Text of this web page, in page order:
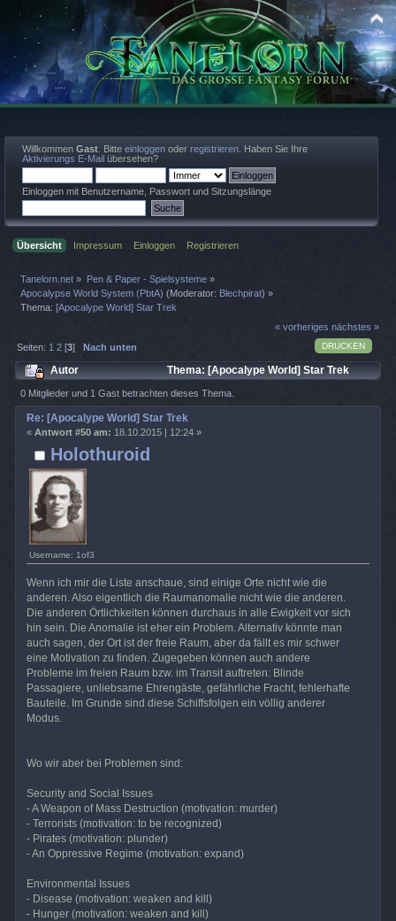
Willkommen Gast . Bitte einloggen oder registrieren . Haben Sie Ihre
Aktivierungs E-Mail übersehen?
Einloggen mit Benutzername, Passwort und Sitzungslänge
Übersicht Impressum Einloggen Registrieren
Tanelorn.net » Pen & Paper - Spielsysteme»
Apocalypse World System (PbtA) (Moderator: Blechpirat) »
Thema:[Apocalype World] Star Trek
« vorheriges nächstes »
DRUCKEN
Seiten: 1 2 [3]Nach unten
Autor
Thema: [Apocalype World] Star Trek
(Gelesen 16656 mal)
0 Mitglieder und 1 Gast betrachten dieses Thema.
Holothuroid
Username: 1of3
Re: [Apocalype World] Star Trek
« Antwort #50 am: 18.10.2015 | 12:24 »
Wenn ich mir die Liste anschaue, sind einige Orte nicht wie die
anderen. Also eigentlich die Raumanomalie nicht wie die anderen.
Die anderen Örtlichkeiten können durchaus in alle Ewigkeit vor sich
hin sein. Die Anomalie ist eher ein Problem. Alternativ könnte man
auch sagen, der Ort ist der freie Raum, aber da fällt es mir schwer
eine Motivation zu finden. Zugegeben können auch andere
Probleme im freien Raum bzw. im Transit auftreten: Blinde
Passagiere, unliebsame Ehrengäste, gefährliche Fracht, fehlerhafte
Bauteile. Im Grunde sind diese Schiffsfolgen ein völlig anderer
Modus.
Wo wir aber bei Problemen sind:
Security and Social Issues
- A Weapon of Mass Destruction (motivation: murder)
- Terrorists (motivation: to be recognized)
- Pirates (motivation: plunder)
- An Oppressive Regime (motivation: expand)
Environmental Issues
- Disease (motivation: weaken and kill)
- Hunger (motivation: weaken and kill)